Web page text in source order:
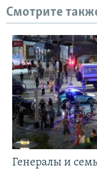
Смотрите
Генералы и